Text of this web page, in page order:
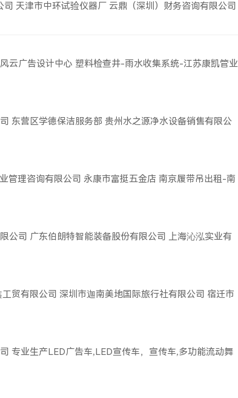
司 天津市中环试验仪器厂 云鼎（深圳）财务咨询有限公司
云广告设计中心 塑料检查井-雨水收集系统-江苏康凯管业
东营区学德保洁服务部 贵州水之源净水设备销售有限公
管理咨询有限公司 永康市富挺五金店 南京履带吊出租-南
公司 广东伯朗特智能装备股份有限公司 上海沁泓实业有
贸有限公司 深圳市迦南美地国际旅行社有限公司 宿迁市
专业生产LED广告车,LED宣传车，宣传车,多功能流动舞